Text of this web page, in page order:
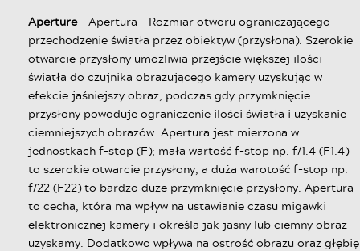
Aperture- Apertura - Rozmiar otworu ograniczającego
przechodzenie światła przez obiektyw (przysłona). Szerokie
otwarcie przysłony umożliwia przejście większej ilości
światła do czujnika obrazującego kamery uzyskując w
efekcie jaśniejszy obraz, podczas gdy przymknięcie
przysłony powoduje ograniczenie ilości światła i uzyskanie
ciemniejszych obrazów. Apertura jest mierzona w
jednostkach f-stop (F); mała wartość f-stop np. f/1.4 (F1.4)
to szerokie otwarcie przysłony, a duża warotość f-stop np.
f/22 (F22) to bardzo duże przymknięcie przysłony. Apertura
to cecha, która ma wpływ na ustawianie czasu migawki
elektronicznej kamery i określa jak jasny lub ciemny obraz
uzyskamy. Dodatkowo wpływa na ostrość obrazu oraz głębię